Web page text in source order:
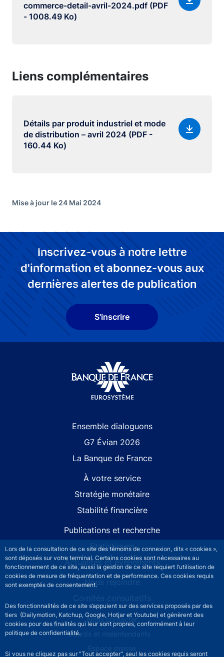
Lors de la consultation de ce site des témoins de connexion, dits « cookies »,
sont déposés sur votre terminal. Certains cookies sont nécessaires au
fonctionnement de ce site, aussi la gestion de ce site requiert l’utilisation de
cookies de mesure de fréquentation et de performance. Ces cookies requis
sont exemptés de consentement.
Des fonctionnalités de ce site s’appuient sur des services proposés par des
tiers (Dailymotion, Katchup, Google, Hotjar et Youtube) et génèrent des
cookies pour des finalités qui leur sont propres, conformément à leur
politique de confidentialité.
Si vous ne cliquez pas sur "Tout accepter", seul les cookies requis seront
commerce-detail-avril-2024.pdf (PDF
- 1008.49 Ko)
Liens complémentaires
Détails par produit industriel et mode
de distribution – avril 2024 (PDF -
160.44 Ko)
Mise à jour le 24 Mai 2024
Inscrivez-vous à notre lettre
d'information et abonnez-vous aux
dernières alertes de publication
S'inscrire
Ensemble dialoguons
G7 Évian 2026
La Banque de France
À votre service
Stratégie monétaire
Stabilité financière
Publications et recherche
Statistiques
Actualités et événements
Nous rejoindre
Comités consultatifs
Footer secondary menuNous contacter
Sourds et malentendants
Espace presse